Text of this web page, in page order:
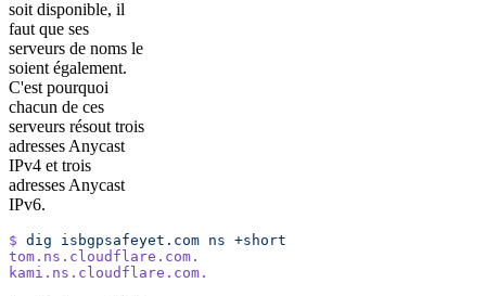
soit disponible, il
faut que ses
serveurs de noms le
soient également.
C'est pourquoi
chacun de ces
serveurs résout trois
adresses Anycast
IPv4 et trois
adresses Anycast
IPv6.
$ dig isbgpsafeyet.com ns +short
tom.ns.cloudflare.com.
kami.ns.cloudflare.com.